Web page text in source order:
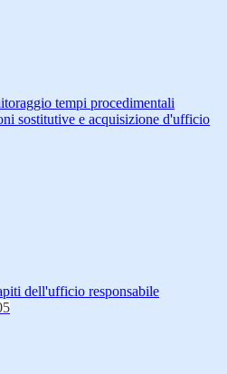
tempi procedimentali
sostitutive e acquisizione d'ufficio
dell'ufficio responsabile